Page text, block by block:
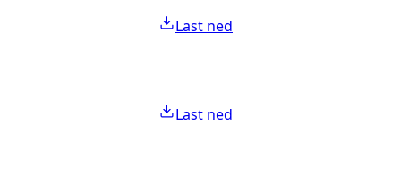
Last ned
Last ned